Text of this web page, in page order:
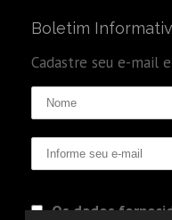
Boletim
Cadastre seu e-mail
Os dados